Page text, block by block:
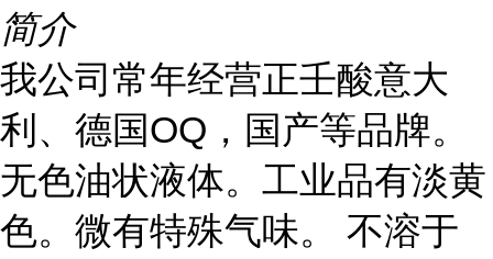
简介
我公司常年经营正壬酸意大
利、德国OQ，国产等品牌。
无色油状液体。工业品有淡黄
色。微有特殊气味。
不溶于